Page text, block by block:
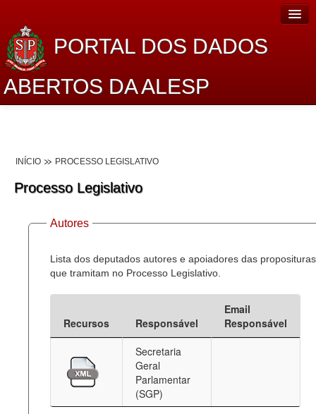
PORTAL DOS DADOS
ABERTOS DA ALESP
Lei de Acesso à Informação
Dados Governamentais Abertos
Planejamento
Catálogo de dados
Deputados Estaduais
Administração
INÍCIO PROCESSO LEGISLATIVO
Processo Legislativo
Autores
Lista dos deputados autores e apoiadores das proposituras
que tramitam no Processo Legislativo.
Recursos Responsável
Email
Responsável
Secretaria
Geral
Parlamentar
(SGP)